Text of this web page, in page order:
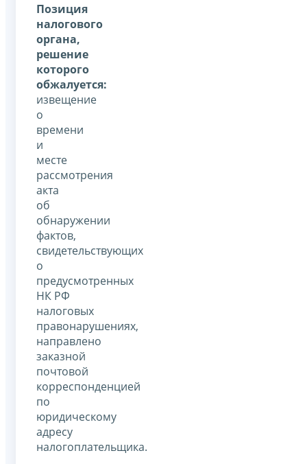
Позиция
налогового
органа,
решение
которого
обжалуется:
извещение
о
времени
и
месте
рассмотрения
акта
об
обнаружении
фактов,
свидетельствующих
о
предусмотренных
НК РФ
налоговых
правонарушениях,
направлено
заказной
почтовой
корреспонденцией
по
юридическому
адресу
налогоплательщика.